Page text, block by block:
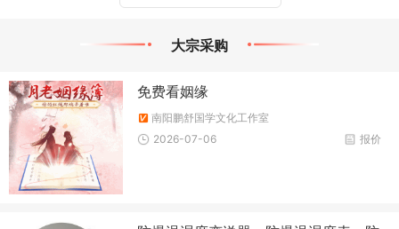
大宗采购
免费看姻缘
南阳鹏舒国学文化工作室
报价
2026-07-06